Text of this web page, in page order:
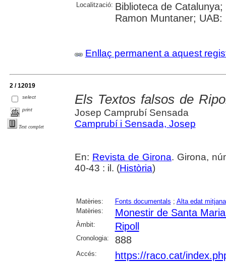
Localització: Biblioteca de
Ramon Muntaner; UAB:
Enllaç permanent a aquest
2 / 12019
select
print
Text complet
Els Textos falsos de
Josep Camprubí Sensada
Camprubí i Sensada, Josep
En: Revista de Girona. Girona,
40-43 : il. (Història)
Matèries: Fonts documentals ; Alta edat mitjana
Matèries:
Monestir de Santa
Àmbit: Ripoll
Cronologia: 888
Accés: https://raco.cat/